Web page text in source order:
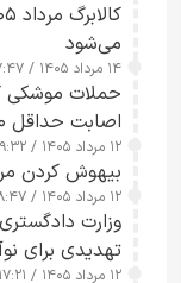
می‌شود
۱۴ مرداد ۱۴۰۵ / ۰۷:۴۷
حملات موشکی
اصابت حداقل ۳۰ موشک بالستیک+ ویدیو
۱۲ مرداد ۱۴۰۵ / ۱۹:۳۲
بیهوش کردن
۱۲ مرداد ۱۴۰۵ / ۱۸:۴۷
تهدیدی برای
۱۲ مرداد ۱۴۰۵ / ۱۷:۲۱